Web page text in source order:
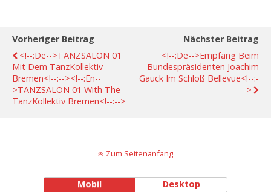
Vorheriger Beitrag
<!--:de-->TANZSALON 01
Mit Dem TanzKollektiv
Bremen<!--:--><!--:en--
>TANZSALON 01 With The
TanzKollektiv Bremen<!--:-->
Nächster Beitrag
<!--:de-->Empfang Beim
Bundespräsidenten Joachim
Gauck Im Schloß Bellevue<!--:-
->
Zum Seitenanfang
Mobil Desktop